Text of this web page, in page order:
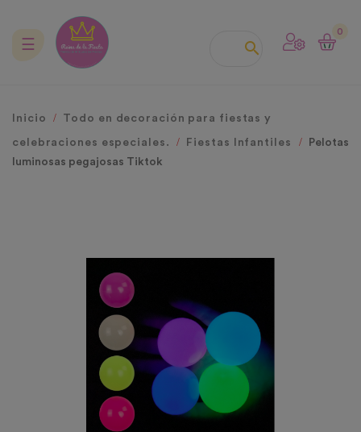

0
Navegación
☰
Inicio Todo en decoración para fiestas y
celebraciones especiales. Fiestas Infantiles
Pelotas
luminosas pegajosas Tiktok